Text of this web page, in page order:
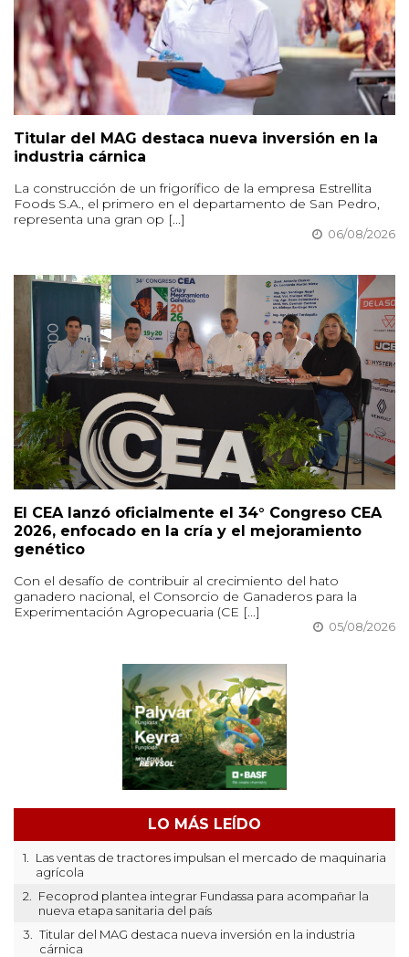
Titular del MAG destaca nueva inversión en la
industria cárnica
La construcción de un frigorífico de la empresa Estrellita
Foods S.A., el primero en el departamento de San Pedro,
representa una gran op [...]
06/08/2026
El CEA lanzó oficialmente el 34° Congreso CEA
2026, enfocado en la cría y el mejoramiento
genético
Con el desafío de contribuir al crecimiento del hato
ganadero nacional, el Consorcio de Ganaderos para la
Experimentación Agropecuaria (CE [...]
05/08/2026
LO MÁS LEÍDO
1.
Las ventas de tractores impulsan el mercado de maquinaria
agrícola
2.
Fecoprod plantea integrar Fundassa para acompañar la
nueva etapa sanitaria del país
3.
Titular del MAG destaca nueva inversión en la industria
cárnica